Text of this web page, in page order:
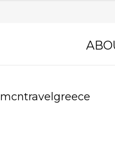
mcntravelgreece